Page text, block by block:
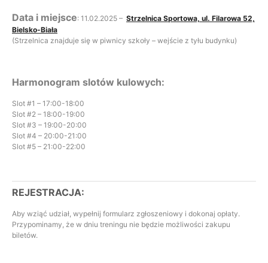
Data i miejsce: 11.02.2025 – Strzelnica Sportowa, ul. Filarowa 52,
Bielsko-Biała
(Strzelnica znajduje się w piwnicy szkoły – wejście z tyłu budynku)
Harmonogram slotów kulowych:
Slot #1 – 17:00-18:00
Slot #2 – 18:00-19:00
Slot #3 – 19:00-20:00
Slot #4 – 20:00-21:00
Slot #5 – 21:00-22:00
REJESTRACJA:
Aby wziąć udział, wypełnij formularz zgłoszeniowy i dokonaj opłaty.
Przypominamy, że w dniu treningu nie będzie możliwości zakupu
biletów.